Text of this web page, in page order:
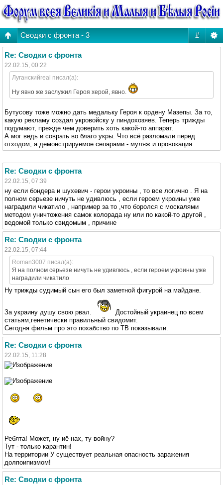
#
Сводки с фронта - 3
Re: Сводки с фронта
22.02.15, 00:22
Луганскийreal писал(а):
Ну явно же заслужил Героя херой, явно.
Бутусову тоже можно дать медальку Героя к ордену Мазепы. За то,
какую рекламу создал укровойску у пиндохозяев. Теперь трижды
подумают, прежде чем доверить хоть какой-то аппарат.
А мог ведь и соврать во благо укры. Что всё разломали перед
отходом, а демонстрируемое сепарами - муляж и провокация.
Re: Сводки с фронта
22.02.15, 07:39
ну если бондера и шухевич - герои укроины , то все логично . Я на
полном серьезе ничуть не удивлюсь , если героем укроины уже
наградили чикатило , например за то ,что боролся с москалями
методом уничтожения самок колорада ну или по какой-то другой ,
ведомой только свидомым , причине
Re: Сводки с фронта
22.02.15, 07:44
Roman3007 писал(а):
Я на полном серьезе ничуть не удивлюсь , если героем укроины уже
наградили чикатило
Ну трижды судимый сын его был заметной фигурой на майдане.
За украину душу свою рвал.
Достойный украинец по всем
статьям,генетически правильный свидомит.
Сегодня фильм про это похабство по ТВ показывали.
Re: Сводки с фронта
22.02.15, 11:28
Ребята! Может, ну иё нах, ту войну?
Тут - только карантин!
На территории У существует реальная опасность заражения
долпоипизмом!
Re: Сводки с фронта